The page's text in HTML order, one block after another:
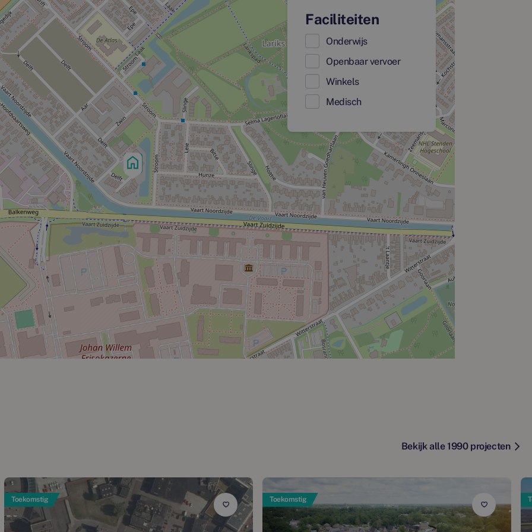
Faciliteiten
Onderwijs
Openbaar vervoer
Winkels
Medisch
Bekijk alle 1990 projecten
Toekomstig Toekomstig